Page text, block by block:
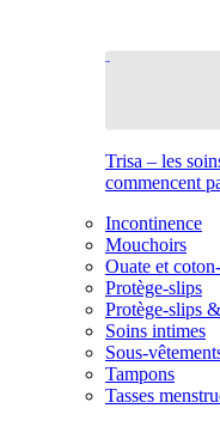
Trisa – les
commencent
Incontinence
Mouchoirs
Ouate et
Protège-slips
Protège-slips
Soins intimes
Sous-
Tampons
Tasses